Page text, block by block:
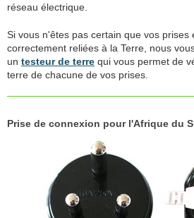
réseau électrique.
Si vous n'êtes pas certain que vos prises
correctement reliées à la Terre, nous
un testeur de terre qui vous permet de
terre de chacune de vos prises.
Prise de connexion pour l'Afrique du